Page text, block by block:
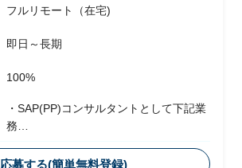
フルリモート（在宅)
即日～長期
100%
・SAP(PP)コンサルタントとして下記業
務
部生産機能を、本社の販売経理SAPへ機
応募する(簡単無料登録)